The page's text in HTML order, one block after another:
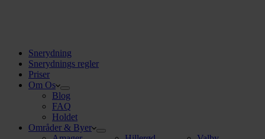
Snerydning
Snerydnings regler
Priser
Om Os
Blog
FAQ
Holdet
Områder & Byer